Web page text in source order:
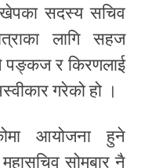
सदस्य सचिव
लागि सहज
पङ्कज र किरणलाई
गरेको हो ।
आयोजना हुने
सोमबार नै